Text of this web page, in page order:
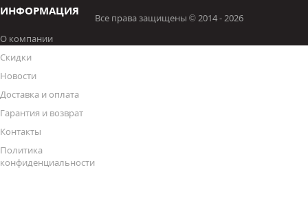
ИНФОРМАЦИЯ
О компании
Скидки
Новости
Доставка и оплата
Гарантия и возврат
Контакты
Политика
конфиденциальности
Все права защищены © 2014 - 2026